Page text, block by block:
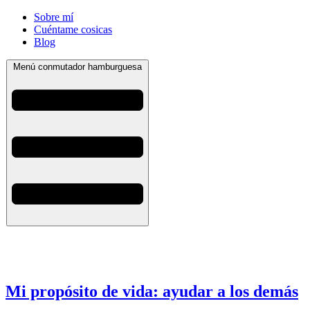
Sobre mí
Cuéntame cosicas
Blog
Menú conmutador hamburguesa
Mi propósito de vida: ayudar a los demás